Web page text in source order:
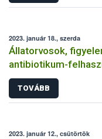
2023. január 18., szerda
Állatorvosok,
antibiotikum-
TOVÁBB
2023. január 12., csütörtök